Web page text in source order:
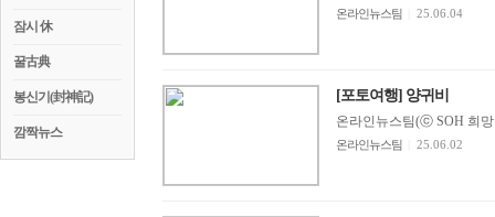
잠시 休
꿀古典
봉신기(封神記)
깜짝뉴스
온라인뉴스팀 25.06.04
[포토여행] 양귀비
온라인뉴스팀(ⓒ SOH 희망
온라인뉴스팀 25.06.02